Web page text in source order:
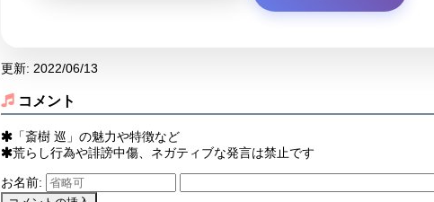
更新: 2022/06/13
コメント
「斎樹 巡」の魅力や特徴など
荒らし行為や誹謗中傷、ネガティブな発言は禁止です
お名前: